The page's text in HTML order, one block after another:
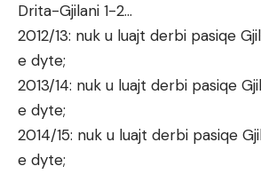
Drita-Gjilani 1-2…
2012/13: nuk u luajt derbi pasiqe
e dyte;
2013/14: nuk u luajt derbi pasiqe
e dyte;
2014/15: nuk u luajt derbi pasiqe
e dyte;